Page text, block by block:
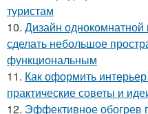
туристам
10. Дизайн однокомнатной
сделать небольшое
функциональным
11. Как оформить
практические советы и
12. Эффективное обогрев